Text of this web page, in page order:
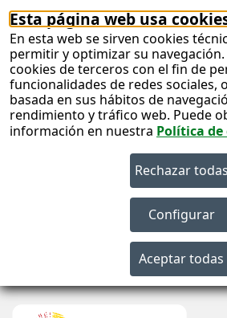
Esta página web usa
En esta web se sirven cookies
permitir y optimizar su navegación.
cookies de terceros con el fin de
funcionalidades de redes sociales,
basada en sus hábitos de
rendimiento y tráfico web. Puede
información en nuestra Política de